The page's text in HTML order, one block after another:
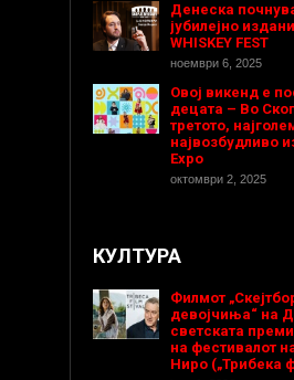
Денеска
јубилејно
WHISKEY FEST
ноември 6, 2025
Овој викенд е
децата – Во
третото,
највозбудливо
Expo
октомври 2, 2025
КУЛТУРА
Филмот
девојчиња“ на
светската
на фестивалот
Ниро („Трибека